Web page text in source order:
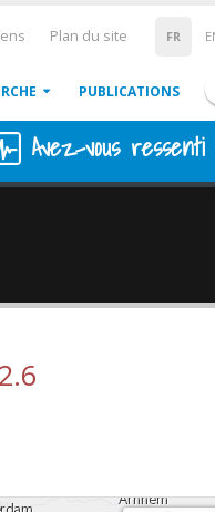
FR
Plan du site
PUBLICATIONS
Avez-vous